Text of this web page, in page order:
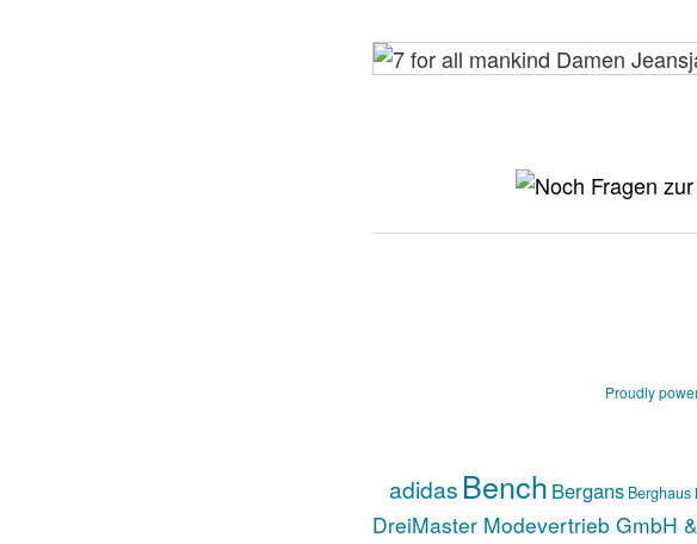
Proudly
adidas Bench Bergans Berghaus
DreiMaster Modevertrieb GmbH